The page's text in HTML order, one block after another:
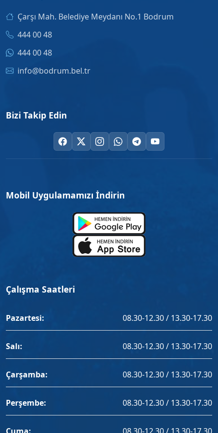
Çarşı Mah. Belediye Meydanı No.1 Bodrum
444 00 48
444 00 48
info@bodrum.bel.tr
Bizi Takip Edin
Mobil Uygulamamızı İndirin
Çalışma Saatleri
Pazartesi: 08.30-12.30 / 13.30-17.30
Salı: 08.30-12.30 / 13.30-17.30
Çarşamba: 08.30-12.30 / 13.30-17.30
Perşembe: 08.30-12.30 / 13.30-17.30
Cuma: 08.30-12.30 / 13.30-17.30